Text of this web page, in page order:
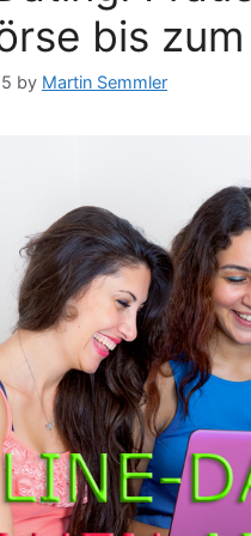
bis
by Martin Semmler